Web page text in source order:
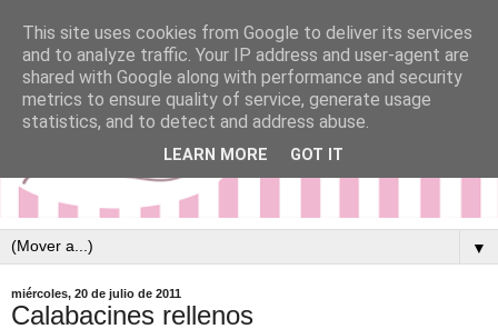
▼
miércoles, 20 de julio de 2011
Calabacines rellenos
This site uses cookies from Google to deliver its services
and to analyze traffic. Your IP address and user-agent are
shared with Google along with performance and security
metrics to ensure quality of service, generate usage
statistics, and to detect and address abuse.
LEARN MORE GOT IT